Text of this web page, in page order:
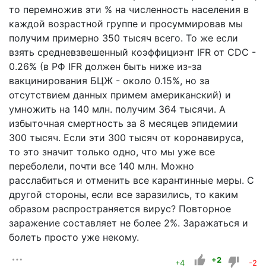
то перемножив эти % на численность населения в
каждой возрастной группе и просуммировав мы
получим примерно 350 тысяч всего. То же если
взять средневзвешенный коэффициэнт IFR от CDC -
0.26% (в РФ IFR должен быть ниже из-за
вакцинирования БЦЖ - около 0.15%, но за
отсутствием данных примем американский) и
умножить на 140 млн. получим 364 тысячи. А
избыточная смертность за 8 месяцев эпидемии
300 тысяч. Если эти 300 тысяч от коронавируса,
то это значит только одно, что мы уже все
переболели, почти все 140 млн. Можно
расслабиться и отменить все карантинные меры. С
другой стороны, если все заразились, то каким
образом распространяется вирус? Повторное
заражение составляет не более 2%. Заражаться и
болеть просто уже некому.
+4 +2 -2